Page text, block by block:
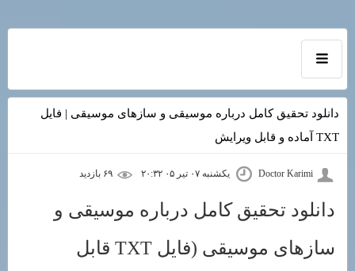
دانلود تحقیق کامل درباره موسیقی و سازهای موسیقی | فایل
TXT آماده و قابل ویرایش
Doctor Karimi یکشنبه ۰۷ تیر ۰۵ ۲۰:۳۲
دانلود تحقیق کامل درباره موسیقی و
سازهای موسیقی (فایل TXT قابل